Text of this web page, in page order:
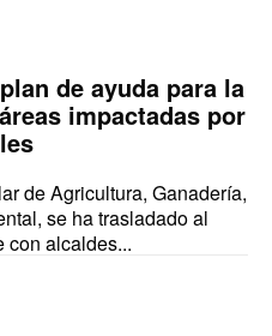
de ayuda para la
impactadas por
de Agricultura, Ganadería,
se ha trasladado al
con alcaldes...